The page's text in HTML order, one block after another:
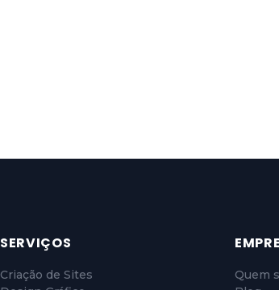
SERVIÇOS
Criação de Sites
Quem